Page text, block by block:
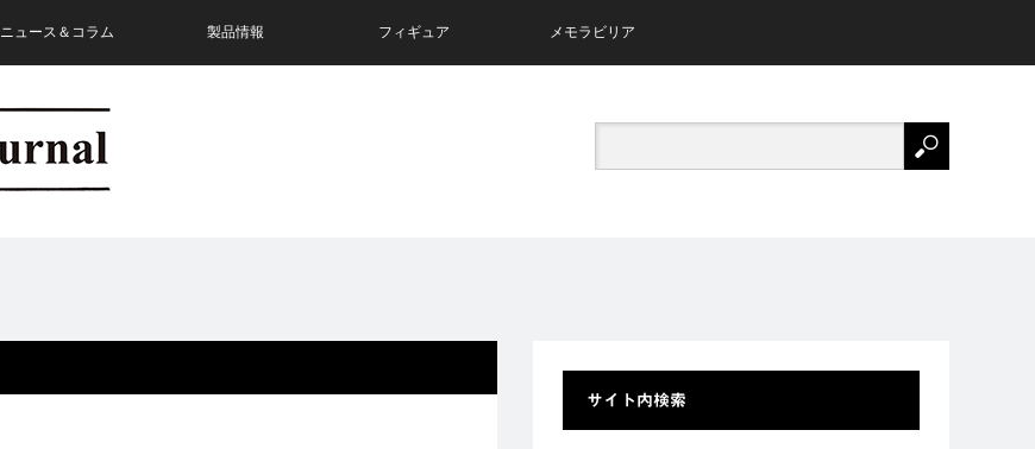
ニュース＆コラム 製品情報 フィギュア メモラビリア
サイト内検索